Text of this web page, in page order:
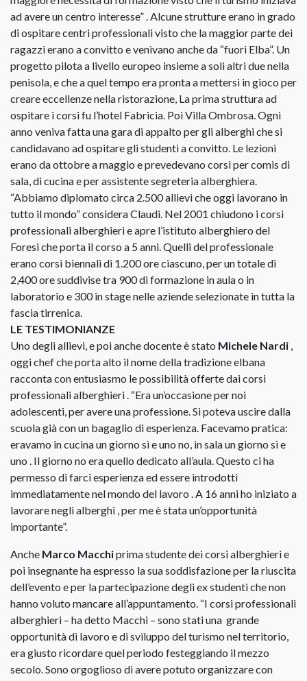
ad avere un centro interesse” . Alcune strutture erano in grado
di ospitare centri professionali visto che la maggior parte dei
ragazzi erano a convitto e venivano anche da “fuori Elba”. Un
progetto pilota a livello europeo insieme a soli altri due nella
penisola, e che a quel tempo era pronta a mettersi in gioco per
creare eccellenze nella ristorazione, La prima struttura ad
ospitare i corsi fu l’hotel Fabricia. Poi Villa Ombrosa. Ogni
anno veniva fatta una gara di appalto per gli alberghi che si
candidavano ad ospitare gli studenti a convitto. Le lezioni
erano da ottobre a maggio e prevedevano corsi per comis di
sala, di cucina e per assistente segreteria alberghiera.
“Abbiamo diplomato circa 2.500 allievi che oggi lavorano in
tutto il mondo” considera Claudi. Nel 2001 chiudono i corsi
professionali alberghieri e apre l’istituto alberghiero del
Foresi che porta il corso a 5 anni. Quelli del professionale
erano corsi biennali di 1.200 ore ciascuno, per un totale di
2,400 ore suddivise tra 900 di formazione in aula o in
laboratorio e 300 in stage nelle aziende selezionate in tutta la
fascia tirrenica.
LE TESTIMONIANZE
Uno degli allievi, e poi anche docente è stato Michele Nardi
oggi chef che porta alto il nome della tradizione elbana
racconta con entusiasmo le possibilità offerte dai corsi
professionali alberghieri . “Era un’occasione per noi
adolescenti, per avere una professione. Si poteva uscire dalla
scuola già con un bagaglio di esperienza. Facevamo pratica:
eravamo in cucina un giorno sì e uno no, in sala un giorno sì e
uno . Il giorno no era quello dedicato all’aula. Questo ci ha
permesso di farci esperienza ed essere introdotti
immediatamente nel mondo del lavoro . A 16 anni ho iniziato a
lavorare negli alberghi , per me è stata un’opportunità
importante”.
Anche Marco Macchiprima studente dei corsi alberghieri e
poi insegnante ha espresso la sua soddisfazione per la riuscita
dell’evento e per la partecipazione degli ex studenti che non
hanno voluto mancare all’appuntamento. “I corsi professionali
alberghieri – ha detto Macchi – sono stati una grande
opportunità di lavoro e di sviluppo del turismo nel territorio,
era giusto ricordare quel periodo festeggiando il mezzo
secolo. Sono orgoglioso di avere potuto organizzare con